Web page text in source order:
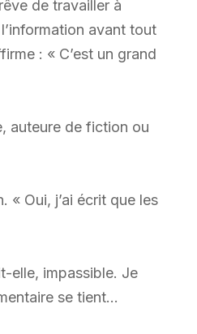
de travailler à
avant tout
: « C’est un grand
auteure de fiction ou
« Oui, j’ai écrit que les
elle, impassible. Je
se tient…